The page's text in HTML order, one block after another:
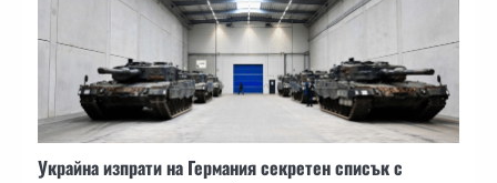
Украйна изпрати на Германия секретен списък с